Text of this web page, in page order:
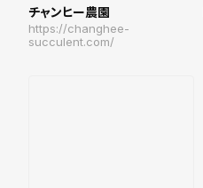
チャンヒー農園
https://changhee-
succulent.com/